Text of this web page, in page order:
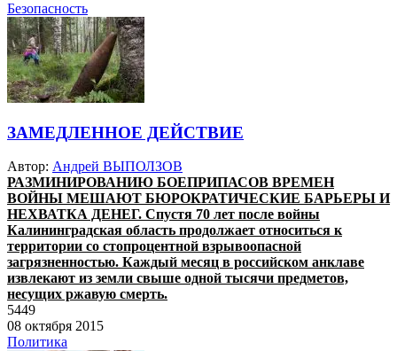
Безопасность
ЗАМЕДЛЕННОЕ ДЕЙСТВИЕ
Автор: Андрей ВЫПОЛЗОВ
РАЗМИНИРОВАНИЮ БОЕПРИПАСОВ ВРЕМЕН
ВОЙНЫ МЕШАЮТ БЮРОКРАТИЧЕСКИЕ БАРЬЕРЫ И
НЕХВАТКА ДЕНЕГ. Спустя 70 лет после войны
Калининградская область продолжает относиться к
территории со стопроцентной взрывоопасной
загрязненностью. Каждый месяц в российском анклаве
извлекают из земли свыше одной тысячи предметов,
несущих ржавую смерть.
5449
08 октября 2015
Политика